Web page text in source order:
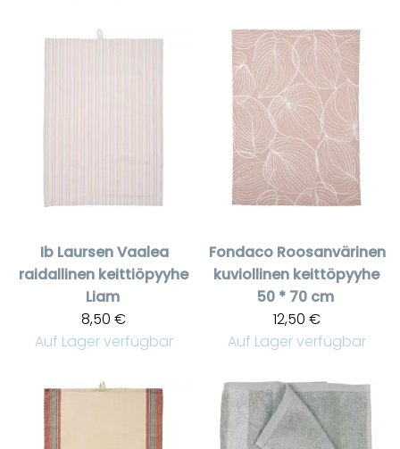
Ib LaursenVaalea
raidallinen keittiöpyyhe
Liam
8,50 €
Auf Lager verfügbar
Fondaco Roosanvärinen
kuviollinen keittöpyyhe
50 * 70 cm
12,50 €
Auf Lager verfügbar